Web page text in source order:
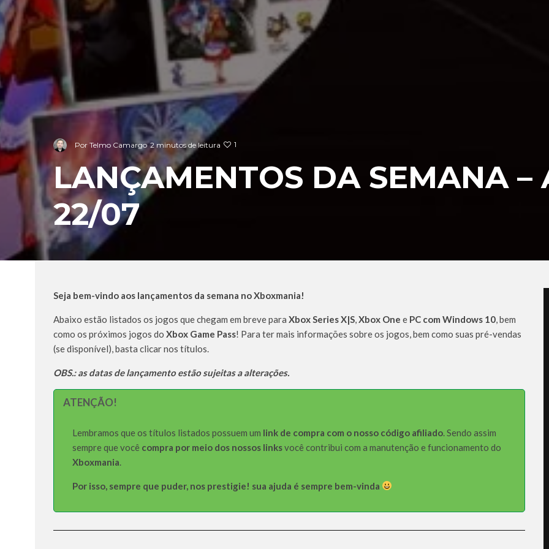
Por Telmo Camargo 2 minutos de leitura 1
LANÇAMENTOS DA SEMANA –
22/07
Seja bem-vindo aos lançamentos da semana no Xboxmania!
Abaixo estão listados os jogos que chegam em breve para Xbox Series X|S,Xbox One e PC com Windows 10, bem
como os próximos jogos do Xbox Game Pass! Para ter mais informações sobre os jogos, bem como suas pré-vendas
(se disponível), basta clicar nos títulos.
OBS.: as datas de lançamento estão sujeitas a alterações.
ATENÇÃO!
Lembramos que os títulos listados possuem um link de compra com o nosso código afiliado. Sendo assim
sempre que você compra por meio dos nossos linksvocê contribui com a manutenção e funcionamento do
Xboxmania.
Por isso, sempre que puder, nos prestigie! sua ajuda é sempre bem-vinda